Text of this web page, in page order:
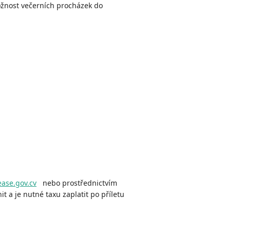
večerních procházek do
nebo prostřednictvím
a je nutné taxu zaplatit po příletu